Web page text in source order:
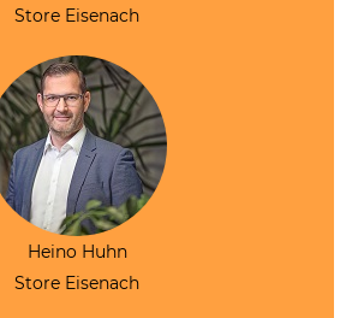
Store Eisenach
Heino Huhn
Store Eisenach